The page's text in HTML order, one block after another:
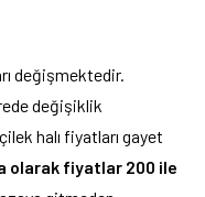
değişmektedir.
değişiklik
halı fiyatları gayet
olarak fiyatlar 200 ile